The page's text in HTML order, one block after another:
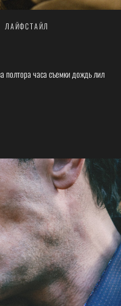
ЛАЙФСТАЙЛ
полтора часа съемки дождь лил